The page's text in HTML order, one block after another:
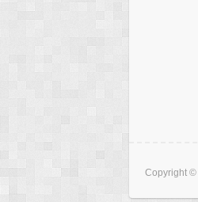
Copyright ©